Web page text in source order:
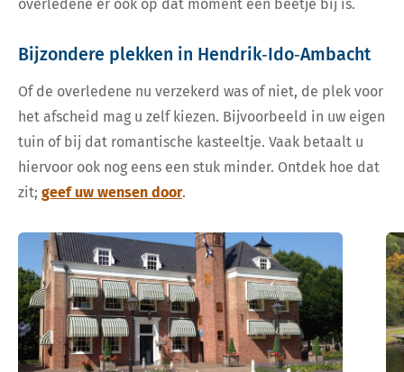
overledene er óók op dat moment een beetje bij is.
Bijzondere plekken in Hendrik‑Ido‑Ambacht
Of de overledene nu verzekerd was of niet, de plek voor
het afscheid mag u zelf kiezen. Bijvoorbeeld in uw eigen
tuin of bij dat romantische kasteeltje. Vaak betaalt u
hiervoor ook nog eens een stuk minder. Ontdek hoe dat
zit; geef uw wensen door.